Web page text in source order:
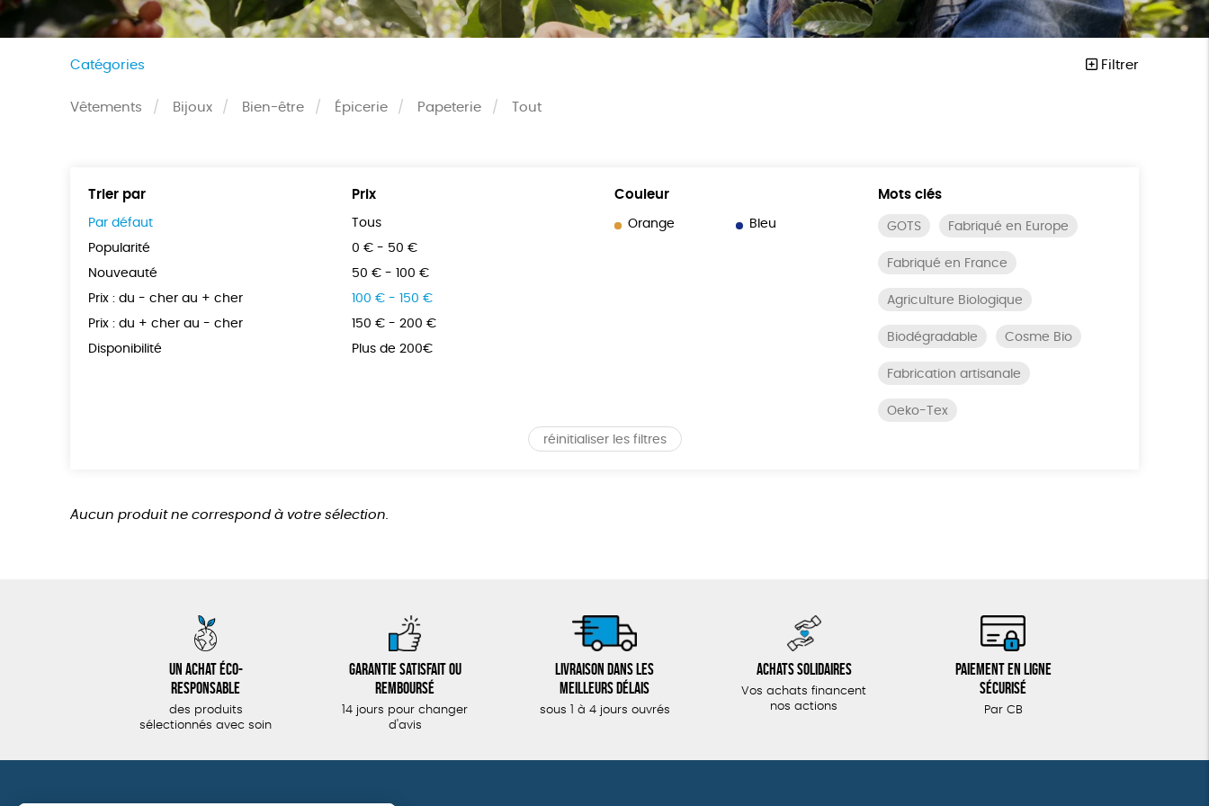
Catégories Filtrer
Vêtements Bijoux Bien-être Épicerie Papeterie Tout
Trier par
Par défaut
Popularité
Nouveauté
Prix : du - cher au + cher
Prix : du + cher au - cher
Disponibilité
Prix
Tous
0 € - 50 €
50 € - 100 €
100 € - 150 €
150 € - 200 €
Plus de 200€
Couleur
Orange Bleu
Mots clés
GOTS Fabriqué en Europe
Fabriqué en France
Agriculture Biologique
Biodégradable Cosme Bio
Fabrication artisanale
Oeko-Tex
réinitialiser les filtres
Aucun produit ne correspond à votre sélection.
Un achat éco-
responsable
des produits
sélectionnés avec soin
Garantie satisfait ou
remboursé
14 jours pour changer
d'avis
Livraison dans les
meilleurs délais
sous 1 à 4 jours ouvrés
Achats solidaires
Vos achats financent
nos actions
Paiement en ligne
sécurisé
Par CB